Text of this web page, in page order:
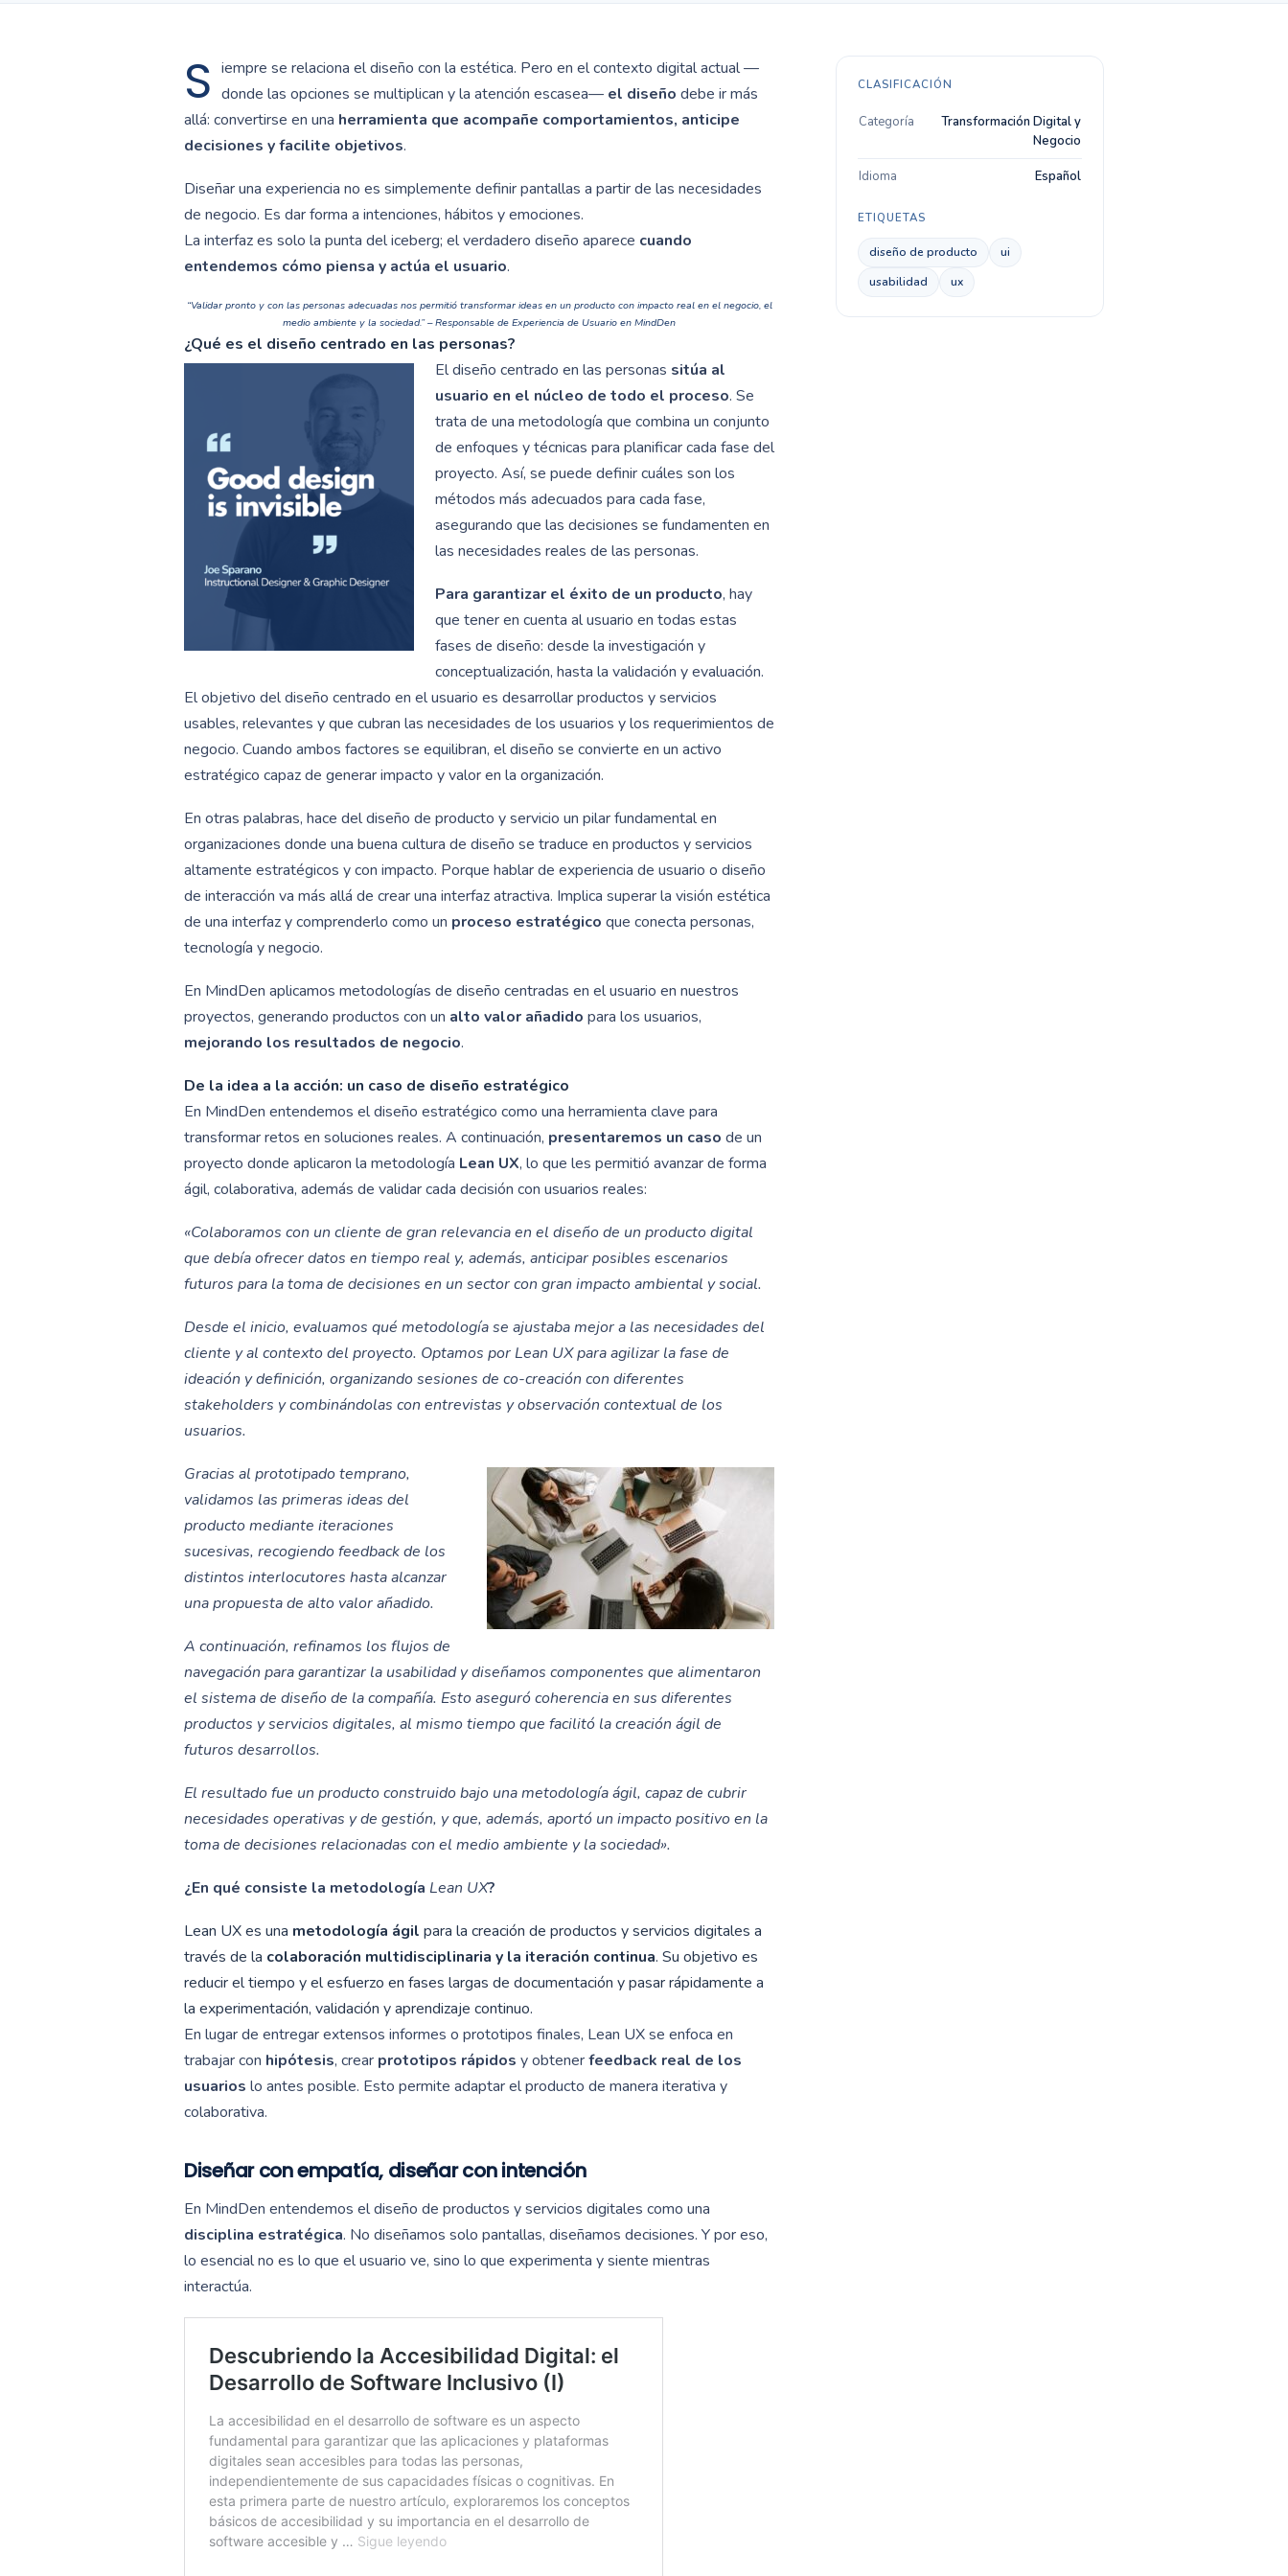
S iempre se relaciona el diseño con la estética. Pero en el contexto digital actual —
donde las opciones se multiplican y la atención escasea— el diseño debe ir más
allá: convertirse en una herramienta que acompañe comportamientos, anticipe
decisiones y facilite objetivos.
Diseñar una experiencia no es simplemente definir pantallas a partir de las necesidades
de negocio. Es dar forma a intenciones, hábitos y emociones.
La interfaz es solo la punta del iceberg; el verdadero diseño aparece cuando
entendemos cómo piensa y actúa el usuario.
“Validar pronto y con las personas adecuadas nos permitió transformar ideas en un producto con impacto real en el negocio, el
medio ambiente y la sociedad.” – Responsable de Experiencia de Usuario en MindDen
¿Qué es el diseño centrado en las personas?
El diseño centrado en las personas sitúa al
usuario en el núcleo de todo el proceso. Se
trata de una metodología que combina un conjunto
de enfoques y técnicas para planificar cada fase del
proyecto. Así, se puede definir cuáles son los
métodos más adecuados para cada fase,
asegurando que las decisiones se fundamenten en
las necesidades reales de las personas.
Para garantizar el éxito de un producto, hay
que tener en cuenta al usuario en todas estas
fases de diseño: desde la investigación y
conceptualización, hasta la validación y evaluación.
El objetivo del diseño centrado en el usuario es desarrollar productos y servicios
usables, relevantes y que cubran las necesidades de los usuarios y los requerimientos de
negocio. Cuando ambos factores se equilibran, el diseño se convierte en un activo
estratégico capaz de generar impacto y valor en la organización.
En otras palabras, hace del diseño de producto y servicio un pilar fundamental en
organizaciones donde una buena cultura de diseño se traduce en productos y servicios
altamente estratégicos y con impacto. Porque hablar de experiencia de usuario o diseño
de interacción va más allá de crear una interfaz atractiva. Implica superar la visión estética
de una interfaz y comprenderlo como un proceso estratégico que conecta personas,
tecnología y negocio.
En MindDen aplicamos metodologías de diseño centradas en el usuario en nuestros
proyectos, generando productos con un alto valor añadido para los usuarios,
mejorando los resultados de negocio.
De la idea a la acción: un caso de diseño estratégico
En MindDen entendemos el diseño estratégico como una herramienta clave para
transformar retos en soluciones reales. A continuación, presentaremos un caso de un
proyecto donde aplicaron la metodología Lean UX, lo que les permitió avanzar de forma
ágil, colaborativa, además de validar cada decisión con usuarios reales:
«Colaboramos con un cliente de gran relevancia en el diseño de un producto digital
que debía ofrecer datos en tiempo real y, además, anticipar posibles escenarios
futuros para la toma de decisiones en un sector con gran impacto ambiental y social.
Desde el inicio, evaluamos qué metodología se ajustaba mejor a las necesidades del
cliente y al contexto del proyecto. Optamos por Lean UXpara agilizar la fase de
ideación y definición, organizando sesiones de co-creación con diferentes
stakeholders y combinándolas con entrevistas y observación contextual de los
usuarios.
Gracias al prototipado temprano,
validamos las primeras ideas del
producto mediante iteraciones
sucesivas, recogiendo feedback de los
distintos interlocutores hasta alcanzar
una propuesta de alto valor añadido.
A continuación, refinamos los flujos de
navegación para garantizar la usabilidad y diseñamos componentes que alimentaron
el sistema de diseño de la compañía. Esto aseguró coherencia en sus diferentes
productos y servicios digitales, al mismo tiempo que facilitó la creación ágil de
futuros desarrollos.
El resultado fue un producto construido bajo una metodología ágil, capaz de cubrir
necesidades operativas y de gestión, y que, además, aportó un impacto positivo en la
toma de decisiones relacionadas con el medio ambiente y la sociedad».
¿En qué consiste la metodología Lean UX?
Lean UX es una metodología ágil para la creación de productos y servicios digitales a
través de la colaboración multidisciplinaria y la iteración continua. Su objetivo es
reducir el tiempo y el esfuerzo en fases largas de documentación y pasar rápidamente a
la experimentación, validación y aprendizaje continuo.
En lugar de entregar extensos informes o prototipos finales, Lean UX se enfoca en
trabajar con hipótesis, crear prototipos rápidos y obtenerfeedback real de los
usuarios lo antes posible. Esto permite adaptar el producto de manera iterativa y
colaborativa.
Diseñar con empatía, diseñar con intención
En MindDen entendemos el diseño de productos y servicios digitales como una
disciplina estratégica. No diseñamos solo pantallas, diseñamos decisiones. Y por eso,
lo esencial no es lo que el usuario ve, sino lo que experimenta y siente mientras
interactúa.
CLASIFICACIÓN
Categoría
Transformación Digital y
Negocio
Idioma Español
ETIQUETAS
diseño de producto
ui
usabilidad
ux